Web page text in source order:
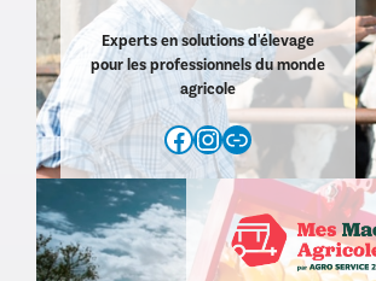
Experts en solutions d'élevage
pour les professionnels du monde
agricole
Facebook
Instagram
https://www.agroservice2000.com/d/agro-service-elevage-11.html